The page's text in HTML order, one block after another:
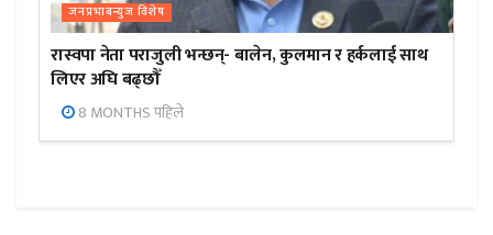
जनप्रभाबन्युज विशेष
रास्वपा नेता पराजुली भन्छन्- बालेन, कुलमान र हर्कलाई साथ
लिएर अघि बढ्छौँ
8 MONTHS पहिले